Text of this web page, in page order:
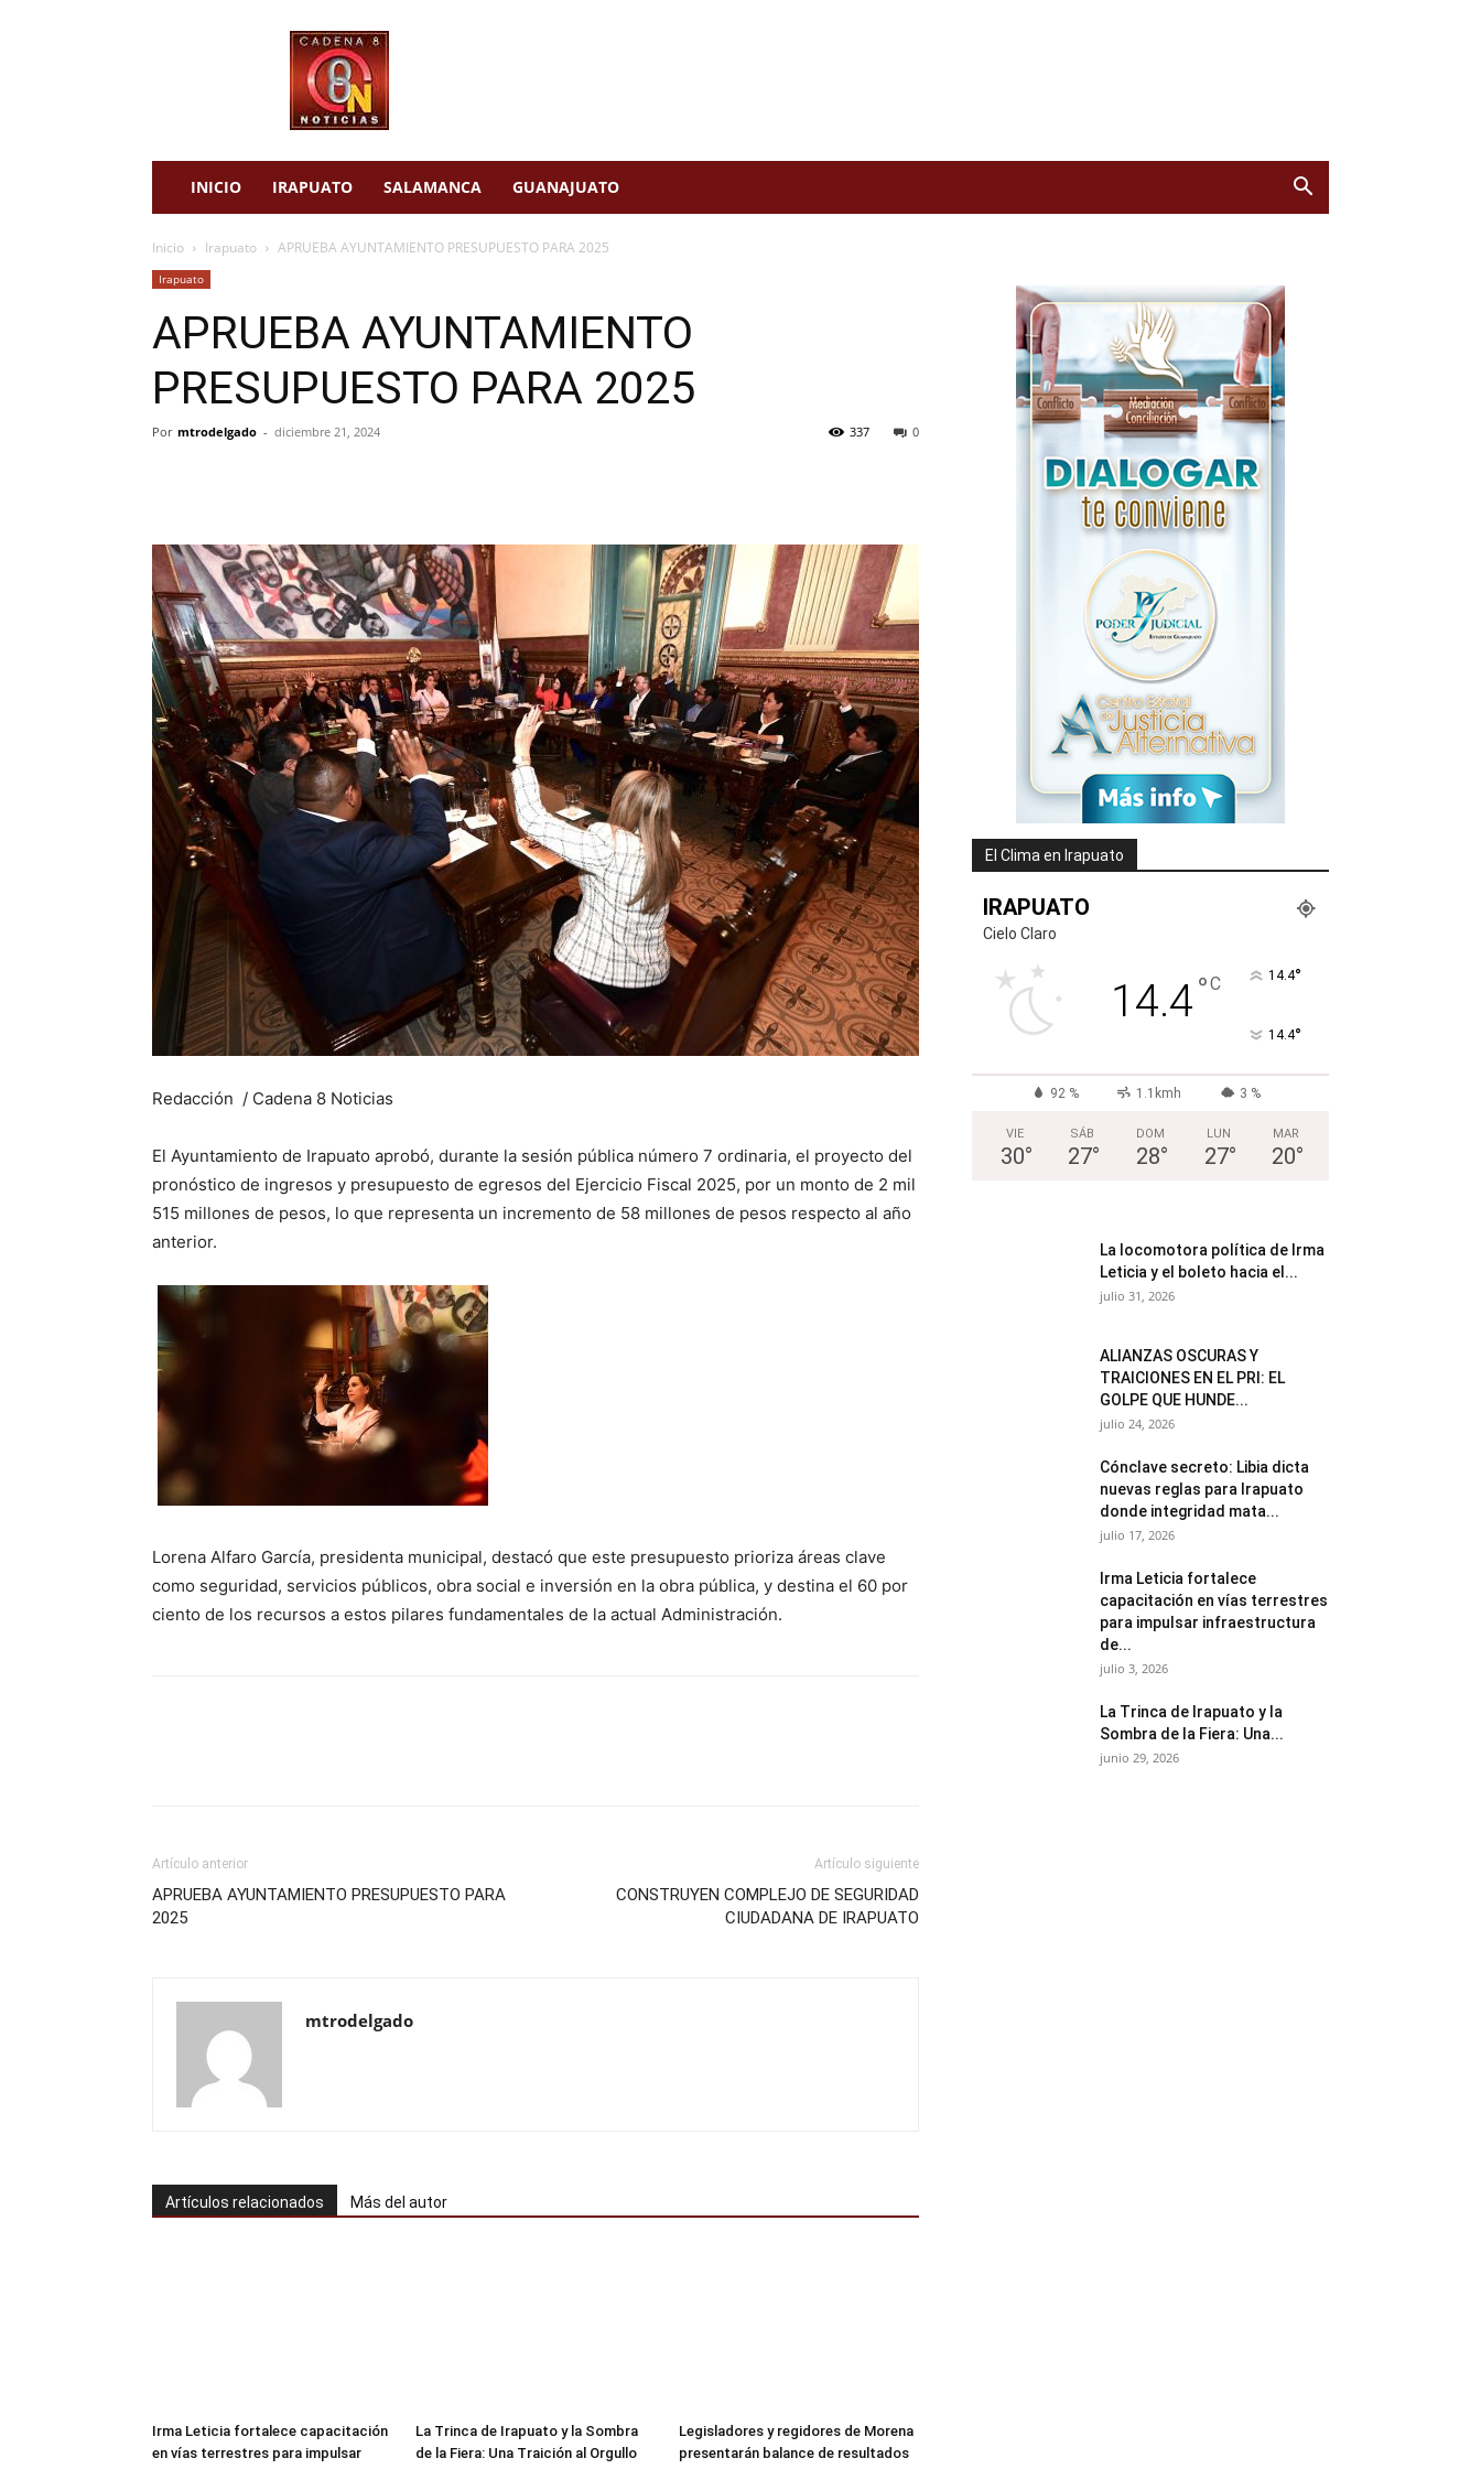
INICIO IRAPUATO SALAMANCA GUANAJUATO
Inicio Irapuato APRUEBA AYUNTAMIENTO PRESUPUESTO PARA 2025
Irapuato
APRUEBA AYUNTAMIENTO
PRESUPUESTO PARA 2025
Por mtrodelgado - diciembre 21, 2024 0
337
Redacción / Cadena 8 Noticias
El Ayuntamiento de Irapuato aprobó, durante la sesión pública número 7 ordinaria, el proyecto del
pronóstico de ingresos y presupuesto de egresos del Ejercicio Fiscal 2025, por un monto de 2 mil
515 millones de pesos, lo que representa un incremento de 58 millones de pesos respecto al año
anterior.
Lorena Alfaro García, presidenta municipal, destacó que este presupuesto prioriza áreas clave
como seguridad, servicios públicos, obra social e inversión en la obra pública, y destina el 60 por
ciento de los recursos a estos pilares fundamentales de la actual Administración.
Artículo anterior
APRUEBA AYUNTAMIENTO PRESUPUESTO PARA
2025
Artículo siguiente
CONSTRUYEN COMPLEJO DE SEGURIDAD
CIUDADANA DE IRAPUATO
mtrodelgado
Artículos relacionados Más del autor
Irma Leticia fortalece capacitación
en vías terrestres para impulsar
​La Trinca de Irapuato y la Sombra
de la Fiera: Una Traición al Orgullo
Legisladores y regidores de Morena
presentarán balance de resultados
El Clima en Irapuato
IRAPUATO
Cielo Claro
14.4°C 14.4°
14.4°
92 % 1.1kmh 3 %
VIE
30°
SÁB
27°
DOM
28°
LUN
27°
MAR
20°
La locomotora política de Irma
Leticia y el boleto hacia el...
julio 31, 2026
ALIANZAS OSCURAS Y
TRAICIONES EN EL PRI: EL
GOLPE QUE HUNDE...
julio 24, 2026
Cónclave secreto: Libia dicta
nuevas reglas para Irapuato
donde integridad mata...
julio 17, 2026
Irma Leticia fortalece
capacitación en vías terrestres
para impulsar infraestructura
de...
julio 3, 2026
​La Trinca de Irapuato y la
Sombra de la Fiera: Una...
junio 29, 2026